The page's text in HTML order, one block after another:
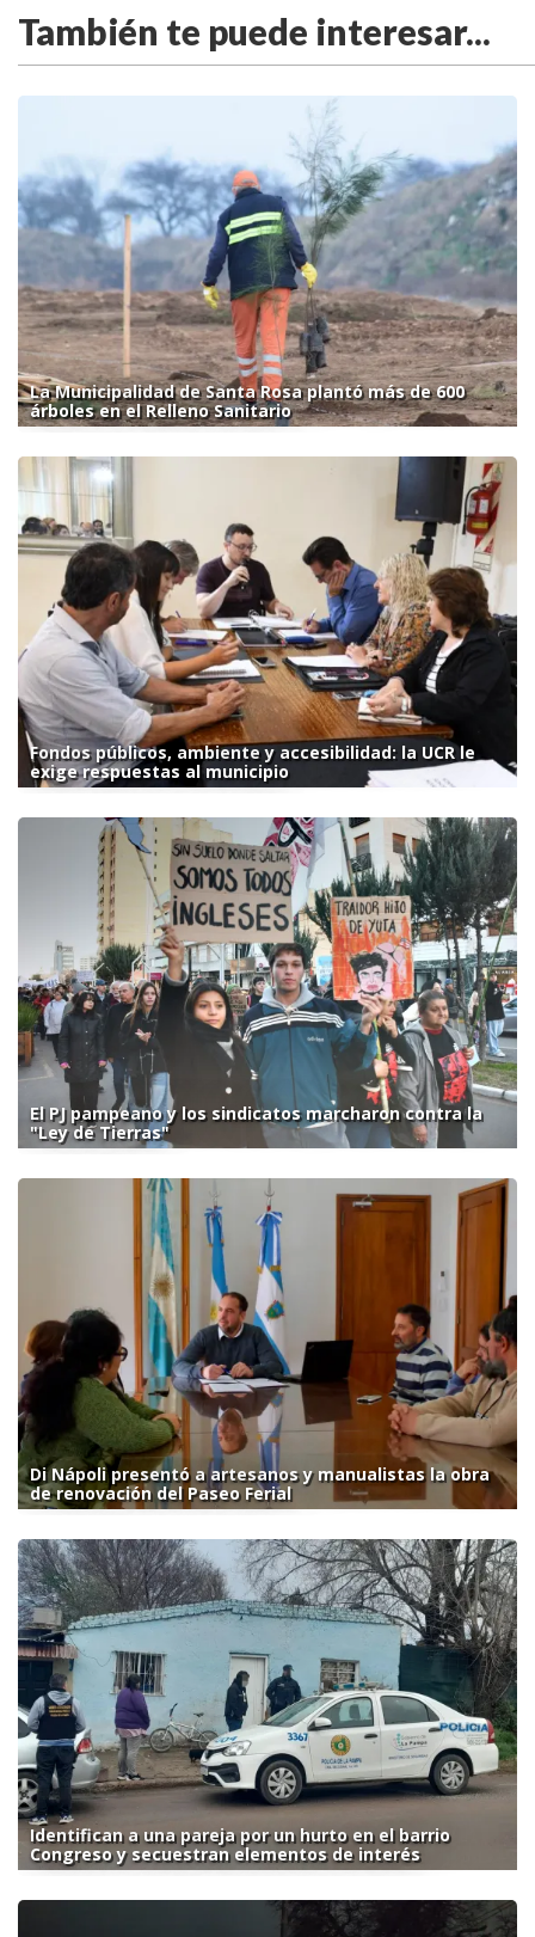
También te puede interesar...
La Municipalidad de Santa Rosa plantó más de 600
árboles en el Relleno Sanitario
Fondos públicos, ambiente y accesibilidad: la UCR le
exige respuestas al municipio
El PJ pampeano y los sindicatos marcharon contra la
"Ley de Tierras"
Di Nápoli presentó a artesanos y manualistas la obra
de renovación del Paseo Ferial
Identifican a una pareja por un hurto en el barrio
Congreso y secuestran elementos de interés